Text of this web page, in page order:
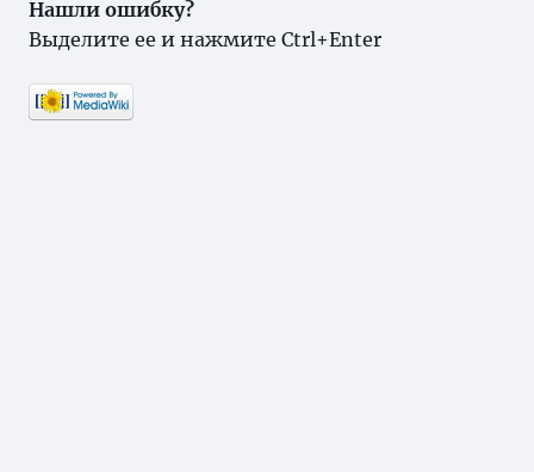
Нашли ошибку?
Выделите ее и нажмите Ctrl+Enter